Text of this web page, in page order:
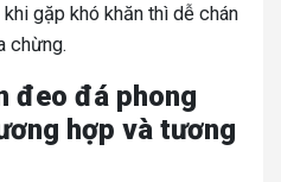
gặp khó khăn thì dễ chán
chừng.
đeo đá phong
hợp và tương